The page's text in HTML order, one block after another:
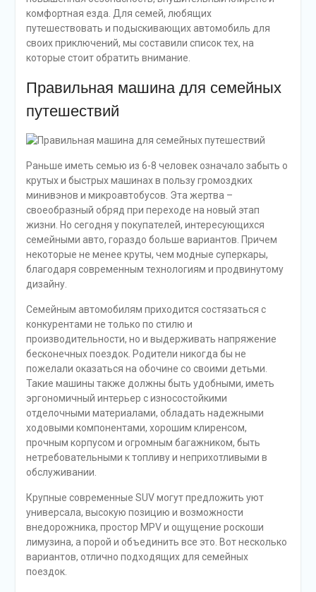
комфортная езда. Для семей, любящих
путешествовать и подыскивающих автомобиль для
своих приключений, мы составили список тех, на
которые стоит обратить внимание.
Правильная машина для семейных
путешествий
Раньше иметь семью из 6-8 человек означало забыть о
крутых и быстрых машинах в пользу громоздких
минивэнов и микроавтобусов. Эта жертва –
своеобразный обряд при переходе на новый этап
жизни. Но сегодня у покупателей, интересующихся
семейными авто, гораздо больше вариантов. Причем
некоторые не менее круты, чем модные суперкары,
благодаря современным технологиям и продвинутому
дизайну.
Семейным автомобилям приходится состязаться с
конкурентами не только по стилю и
производительности, но и выдерживать напряжение
бесконечных поездок. Родители никогда бы не
пожелали оказаться на обочине со своими детьми.
Такие машины также должны быть удобными, иметь
эргономичный интерьер с износостойкими
отделочными материалами, обладать надежными
ходовыми компонентами, хорошим клиренсом,
прочным корпусом и огромным багажником, быть
нетребовательными к топливу и неприхотливыми в
обслуживании.
Крупные современные SUV могут предложить уют
универсала, высокую позицию и возможности
внедорожника, простор MPV и ощущение роскоши
лимузина, а порой и объединить все это. Вот несколько
вариантов, отлично подходящих для семейных
поездок.